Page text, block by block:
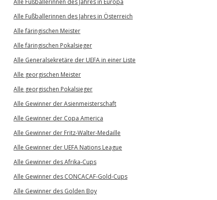
Alle Fußballerinnen des Jahres in Europa
Alle Fußballerinnen des Jahres in Österreich
Alle färingischen Meister
Alle färingischen Pokalsieger
Alle Generalsekretäre der UEFA in einer Liste
Alle georgischen Meister
Alle georgischen Pokalsieger
Alle Gewinner der Asienmeisterschaft
Alle Gewinner der Copa America
Alle Gewinner der Fritz-Walter-Medaille
Alle Gewinner der UEFA Nations League
Alle Gewinner des Afrika-Cups
Alle Gewinner des CONCACAF-Gold-Cups
Alle Gewinner des Golden Boy